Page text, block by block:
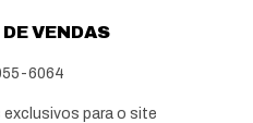
VENDAS
6064
para o site